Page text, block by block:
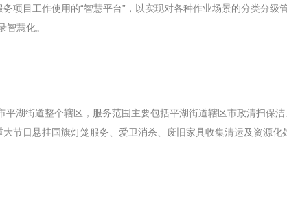
项目工作使用的“智慧平台”，以实现对各种作业场景的分类分级
慧化。
湖街道整个辖区，服务范围主要包括平湖街道辖区市政清扫保洁
节日悬挂国旗灯笼服务、爱卫消杀、废旧家具收集清运及资源化